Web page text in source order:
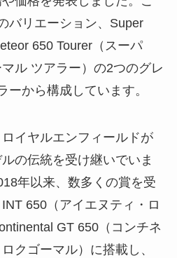
バリエーション、Super
650 Tourer（スーパ
ル ツアラー）の2つのグレ
ーから構成しています。
イヤルエンフィールドが
の伝統を受け継いでいま
年以来、数多くの賞を受
650（アイエヌティ・ロ
GT 650（コンチネ
クゴーマル）に搭載し、